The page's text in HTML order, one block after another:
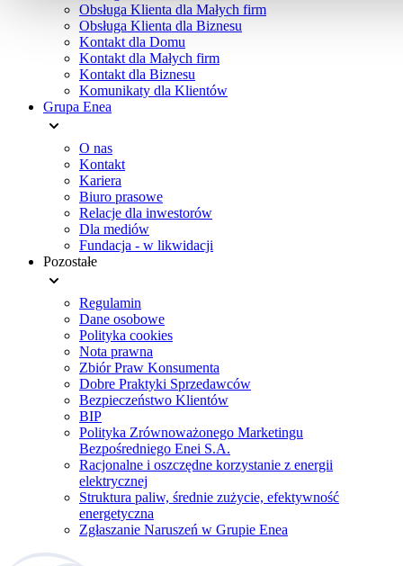
Obsługa Klienta dla Małych firm
Obsługa Klienta dla Biznesu
Kontakt dla Domu
Kontakt dla Małych firm
Kontakt dla Biznesu
Komunikaty dla Klientów
Grupa Enea
O nas
Kontakt
Kariera
Biuro prasowe
Relacje dla inwestorów
Dla mediów
Fundacja - w likwidacji
Pozostałe
Regulamin
Dane osobowe
Polityka cookies
Nota prawna
Zbiór Praw Konsumenta
Dobre Praktyki Sprzedawców
Bezpieczeństwo Klientów
BIP
Polityka Zrównoważonego Marketingu
Bezpośredniego Enei S.A.
Racjonalne i oszczędne korzystanie z energii
elektrycznej
Struktura paliw, średnie zużycie, efektywność
energetyczna
Zgłaszanie Naruszeń w Grupie Enea